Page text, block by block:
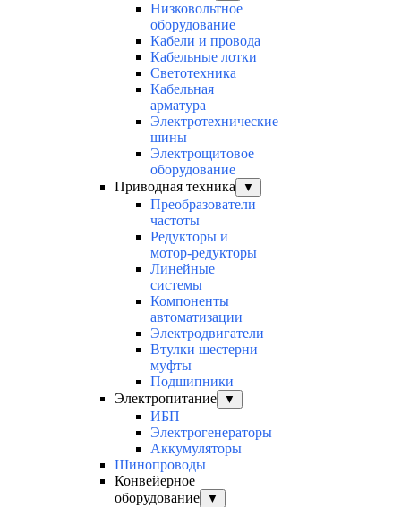
Низковольтное
оборудование
Кабели и провода
Кабельные лотки
Светотехника
Кабельная
арматура
Электротехнические
шины
Электрощитовое
оборудование
Приводная техника
▼
Преобразователи
частоты
Редукторы и
мотор-редукторы
Линейные
системы
Компоненты
автоматизации
Электродвигатели
Втулки шестерни
муфты
Подшипники
Электропитание
▼
ИБП
Электрогенераторы
Аккумуляторы
Шинопроводы
Конвейерное
оборудование
▼